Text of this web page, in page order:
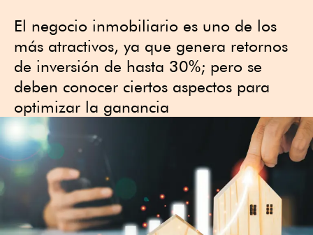
El negocio inmobiliario es uno de los
más atractivos, ya que genera retornos
de inversión de hasta 30%; pero se
deben conocer ciertos aspectos para
optimizar la ganancia